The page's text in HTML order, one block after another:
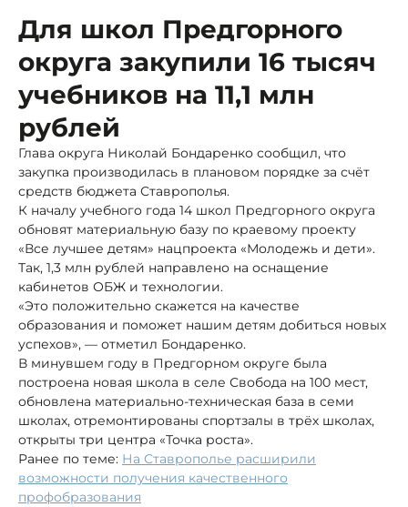
Для школ Предгорного
округа закупили 16 тысяч
учебников на 11,1 млн
рублей
Глава округа Николай Бондаренко сообщил, что
закупка производилась в плановом порядке за счёт
средств бюджета Ставрополья.
К началу учебного года 14 школ Предгорного округа
обновят материальную базу по краевому проекту
«Все лучшее детям» нацпроекта «Молодежь и дети».
Так, 1,3 млн рублей направлено на оснащение
кабинетов ОБЖ и технологии.
«Это положительно скажется на качестве
образования и поможет нашим детям добиться новых
успехов», — отметил Бондаренко.
В минувшем году в Предгорном округе была
построена новая школа в селе Свобода на 100 мест,
обновлена материально-техническая база в семи
школах, отремонтированы спортзалы в трёх школах,
открыты три центра «Точка роста».
Ранее по теме: На Ставрополье расширили
возможности получения качественного
профобразования